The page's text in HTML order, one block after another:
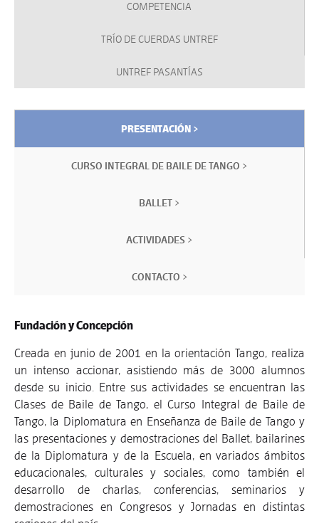
COMPETENCIA
TRÍO DE CUERDAS UNTREF
UNTREF PASANTÍAS
PRESENTACIÓN >
CURSO INTEGRAL DE BAILE DE TANGO >
BALLET >
ACTIVIDADES >
CONTACTO >
Fundación y Concepción
Creada en junio de 2001 en la orientación Tango, realiza
un intenso accionar, asistiendo más de 3000 alumnos
desde su inicio. Entre sus actividades se encuentran las
Clases de Baile de Tango, el Curso Integral de Baile de
Tango, la Diplomatura en Enseñanza de Baile de Tango y
las presentaciones y demostraciones del Ballet, bailarines
de la Diplomatura y de la Escuela, en variados ámbitos
educacionales, culturales y sociales, como también el
desarrollo de charlas, conferencias, seminarios y
demostraciones en Congresos y Jornadas en distintas